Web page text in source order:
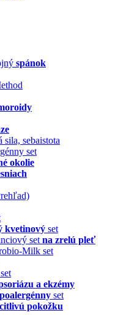
spánok
sila, sebaistota
set
okolie
kvetinový set
set na zrelú pleť
Milk set
set
a ekzémy
set
pokožku